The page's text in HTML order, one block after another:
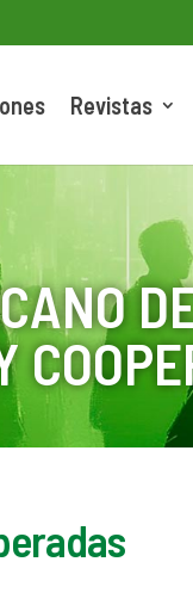
Revistas